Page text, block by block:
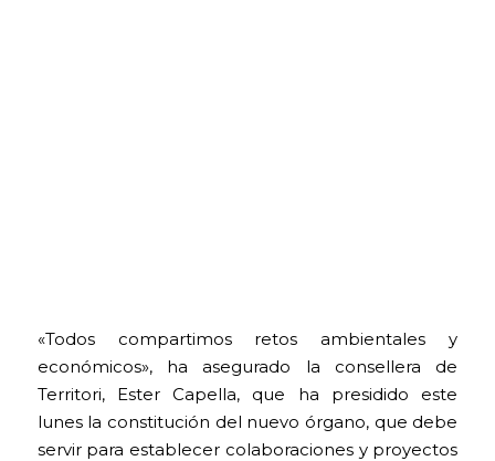
«Todos compartimos retos ambientales y
económicos», ha asegurado la consellera de
Territori, Ester Capella, que ha presidido este
lunes la constitución del nuevo órgano, que debe
servir para establecer colaboraciones y proyectos